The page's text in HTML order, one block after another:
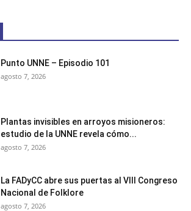
Punto UNNE – Episodio 101
agosto 7, 2026
Plantas invisibles en arroyos misioneros:
estudio de la UNNE revela cómo...
agosto 7, 2026
La FADyCC abre sus puertas al VIII Congreso
Nacional de Folklore
agosto 7, 2026